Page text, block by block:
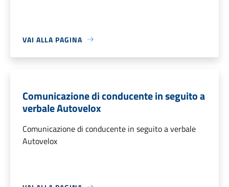
VAI ALLA PAGINA
Comunicazione di conducente in seguito a
verbale Autovelox
Comunicazione di conducente in seguito a verbale
Autovelox